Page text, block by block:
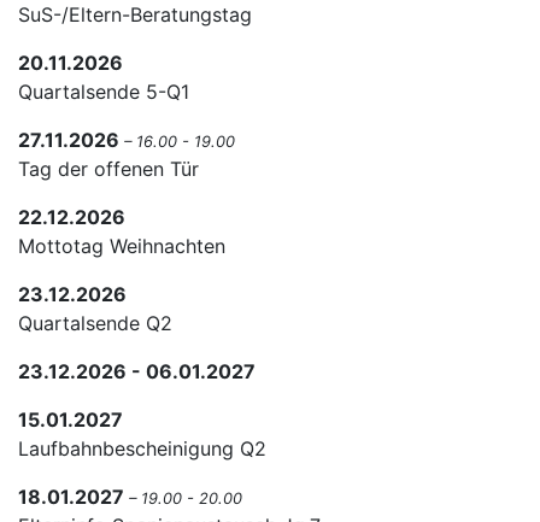
SuS-/Eltern-Beratungstag
20.11.2026
Quartalsende 5-Q1
27.11.2026 – 16.00 - 19.00
Tag der offenen Tür
22.12.2026
Mottotag Weihnachten
23.12.2026
Quartalsende Q2
23.12.2026 - 06.01.2027
15.01.2027
Laufbahnbescheinigung Q2
18.01.2027 – 19.00 - 20.00